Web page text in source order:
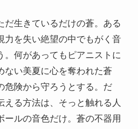
だ生きているだけの蒼。ある
力を失い絶望の中でもがく音
。何があってもピアニストに
ない美夏に心を奪われた蒼
危険から守ろうとする。だ
える方法は、そっと触れる人
ールの音色だけ。蒼の不器用